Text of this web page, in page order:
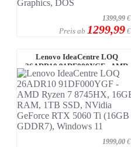
1399,99 €
Preis ab 1299,99 €
Lenovo IdeaCentre LOQ
26ADR10 91DF000YGF - AMD
Ryzen 7 8745HX, 1 ...
1999,00 €